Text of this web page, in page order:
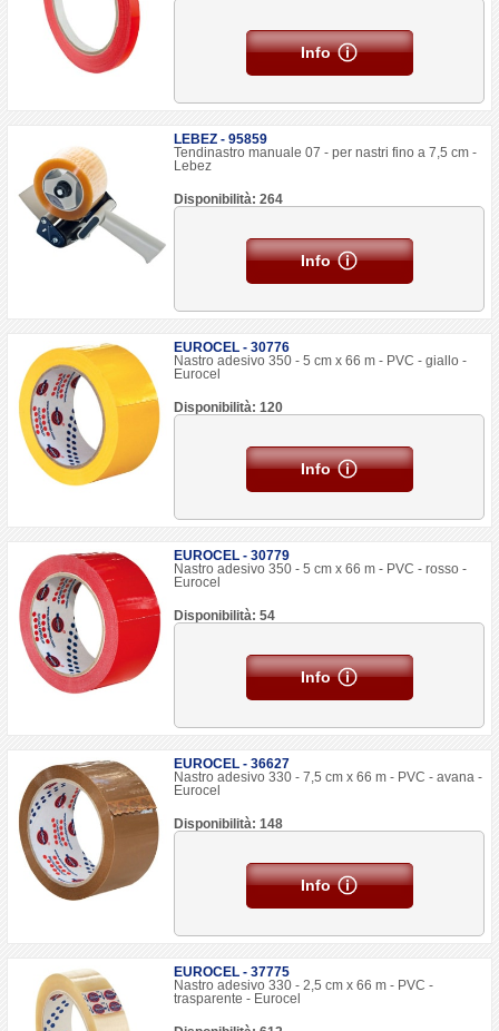
Info
LEBEZ - 95859
Tendinastro manuale 07 - per nastri fino a 7,5 cm -
Lebez
Disponibilità: 264
Info
EUROCEL - 30776
Nastro adesivo 350 - 5 cm x 66 m - PVC - giallo -
Eurocel
Disponibilità: 120
Info
EUROCEL - 30779
Nastro adesivo 350 - 5 cm x 66 m - PVC - rosso -
Eurocel
Disponibilità: 54
Info
EUROCEL - 36627
Nastro adesivo 330 - 7,5 cm x 66 m - PVC - avana -
Eurocel
Disponibilità: 148
Info
EUROCEL - 37775
Nastro adesivo 330 - 2,5 cm x 66 m - PVC -
trasparente - Eurocel